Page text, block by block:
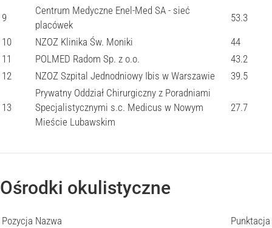
9
Centrum Medyczne Enel-Med SA - sieć
placówek
53.3
10
NZOZ Klinika Św. Moniki
44
11
POLMED Radom Sp. z o.o.
43.2
12
NZOZ Szpital Jednodniowy Ibis w Warszawie 39.5
13
Prywatny Oddział Chirurgiczny z Poradniami
Specjalistycznymi s.c. Medicus w Nowym
Mieście Lubawskim
27.7
Ośrodki okulistyczne
Pozycja Nazwa
Punktacja